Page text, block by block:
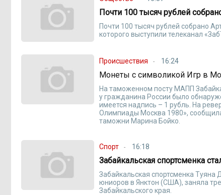
Почти 100 тысяч рублей
Почти 100 тысяч рублей собрано
которого выступили телеканал
Происшествия 16:24
Монеты с символикой Игр в
На таможенном посту МАПП
у гражданина России было
имеется надпись – 1 рубль. На
Олимпиады Москва 1980»,
таможни Марина Бойко.
Спорт 16:18
Забайкальская спортсменка
Забайкальская спортсменка
юниоров в Янктон (США), заняла
Забайкальского края.